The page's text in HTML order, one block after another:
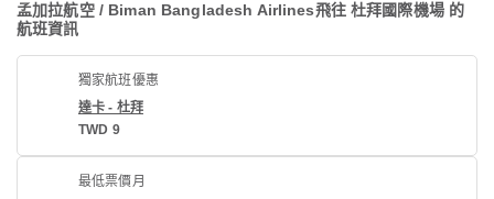
孟加拉航空 / Biman Bangladesh Airlines飛往 杜拜國際機場 的
航班資訊
獨家航班優惠
達卡 - 杜拜
TWD 9
最低票價月